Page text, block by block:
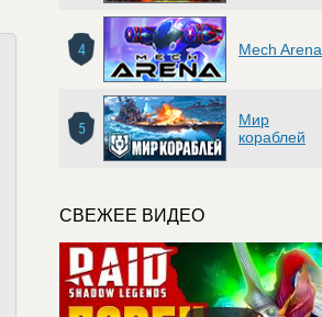
4 Mech Arena
5
Мир
кораблей
СВЕЖЕЕ ВИДЕО